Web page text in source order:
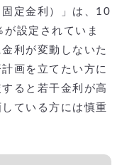
定金利）」は、10
設定されていま
利が変動しないた
画を立てたい方に
ると若干金利が高
ている方には慎重